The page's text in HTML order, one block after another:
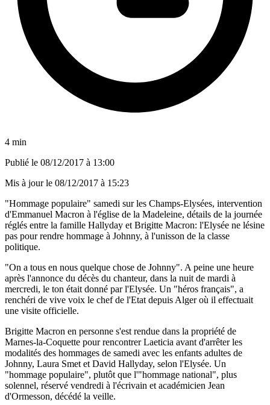
4 min
Publié le 08/12/2017 à 13:00
Mis à jour le 08/12/2017 à 15:23
"Hommage populaire" samedi sur les Champs-Elysées, intervention
d'Emmanuel Macron à l'église de la Madeleine, détails de la journée
réglés entre la famille Hallyday et Brigitte Macron: l'Elysée ne lésine
pas pour rendre hommage à Johnny, à l'unisson de la classe
politique.
"On a tous en nous quelque chose de Johnny". A peine une heure
après l'annonce du décès du chanteur, dans la nuit de mardi à
mercredi, le ton était donné par l'Elysée. Un "héros français", a
renchéri de vive voix le chef de l'Etat depuis Alger où il effectuait
une visite officielle.
Brigitte Macron en personne s'est rendue dans la propriété de
Marnes-la-Coquette pour rencontrer Laeticia avant d'arrêter les
modalités des hommages de samedi avec les enfants adultes de
Johnny, Laura Smet et David Hallyday, selon l'Elysée. Un
"hommage populaire", plutôt que l'"hommage national", plus
solennel, réservé vendredi à l'écrivain et académicien Jean
d'Ormesson, décédé la veille.